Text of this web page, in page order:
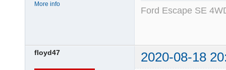
More info
Ford Escape SE
floyd47 2020-08-18